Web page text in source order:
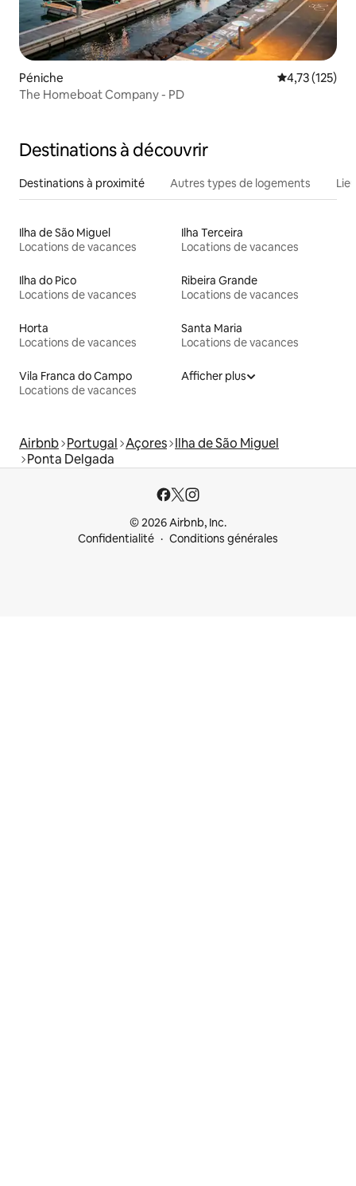
Péniche Évaluation
4,73 (125)
The Homeboat Company - PD
Destinations à découvrir
Destinations à proximité Autres types de logements
Ilha de São Miguel
Locations de vacances
Ilha Terceira
Locations de vacances
Ilha do Pico
Locations de vacances
Ribeira Grande
Locations de vacances
Horta
Locations de vacances
Santa Maria
Locations de vacances
Vila Franca do Campo
Locations de vacances
Afficher plus
Airbnb Portugal Açores Ilha de São Miguel
Ponta Delgada
© 2026 Airbnb, Inc.
Confidentialité
Conditions générales